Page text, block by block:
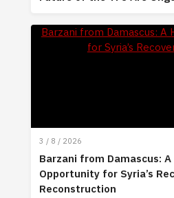
3 / 8 / 2026
Barzani from Damascus:
Opportunity for Syria’s
Reconstruction